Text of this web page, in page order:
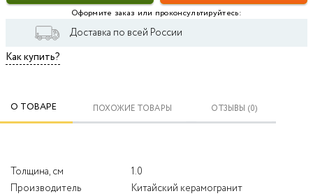
Оформите заказ или проконсультируйтесь:
Доставка по всей России
Как купить?
О ТОВАРЕ ПОХОЖИЕ ТОВАРЫ ОТЗЫВЫ (0)
Толщина, см
1.0
Производитель
Китайский керамогранит